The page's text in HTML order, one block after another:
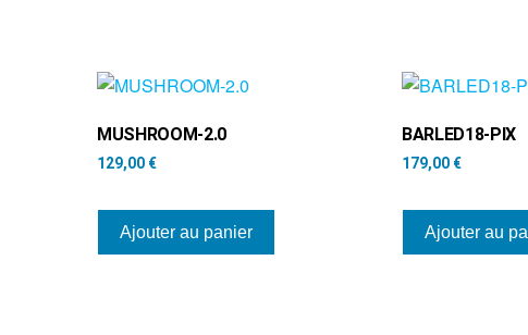
MUSHROOM-2.0
129,00 €
Ajouter au panier
BARLED18-PIX
179,00 €
Ajouter au